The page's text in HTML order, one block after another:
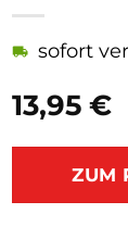
13,95 €
sofort
ZUM